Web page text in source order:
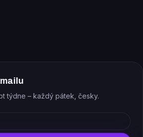
týdne – každý pátek, česky.